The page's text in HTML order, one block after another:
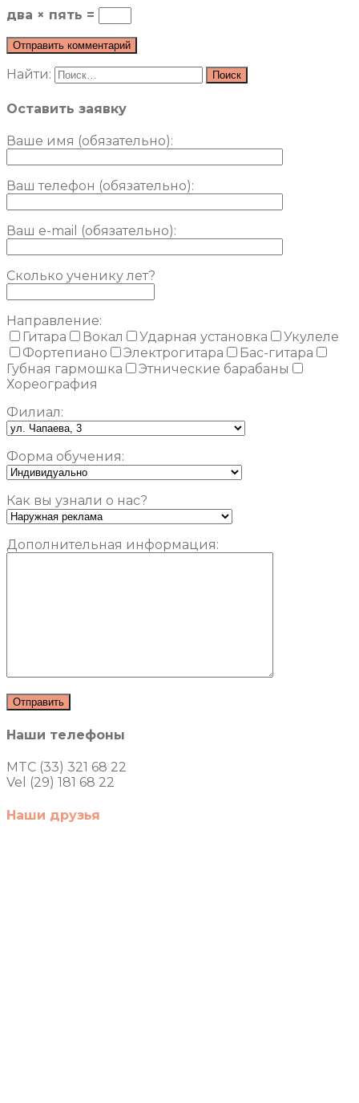
два × пять =
Найти:
Оставить заявку
Ваше имя (обязательно):
Ваш телефон (обязательно):
Ваш e-mail (обязательно):
Сколько ученику лет?
Направление:
Гитара
Вокал Ударная установка
Укулеле
Фортепиано
Электрогитара
Бас-гитара
Губная гармошка
Этнические барабаны
Хореография
Филиал:
Форма обучения:
Как вы узнали о нас?
Дополнительная информация:
Наши телефоны
MTC (33) 321 68 22
Vel (29) 181 68 22
Наши друзья